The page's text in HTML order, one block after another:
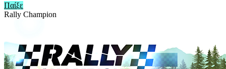
Παίξε
Rally Champion